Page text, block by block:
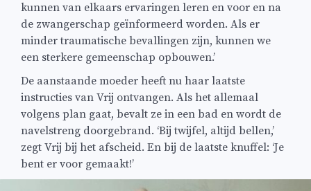
kunnen van elkaars ervaringen leren en voor en na
de zwangerschap geïnformeerd worden. Als er
minder traumatische bevallingen zijn, kunnen we
een sterkere gemeenschap opbouwen.’
De aanstaande moeder heeft nu haar laatste
instructies van Vrij ontvangen. Als het allemaal
volgens plan gaat, bevalt ze in een bad en wordt de
navelstreng doorgebrand. ‘Bij twijfel, altijd bellen,’
zegt Vrij bij het afscheid. En bij de laatste knuffel: ‘Je
bent er voor gemaakt!’